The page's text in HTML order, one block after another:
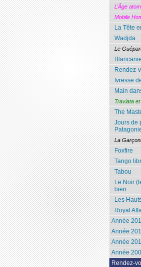
L’Âge
Mobile
La Tête
Wadjda
Le
Rendez-
Ivresse
Main
Traviata
The
Jours de
La
Foxfire
Tango
Tabou
Le Noir
bien
Les
Royal
Année
Année
Année
Année
Rendez-